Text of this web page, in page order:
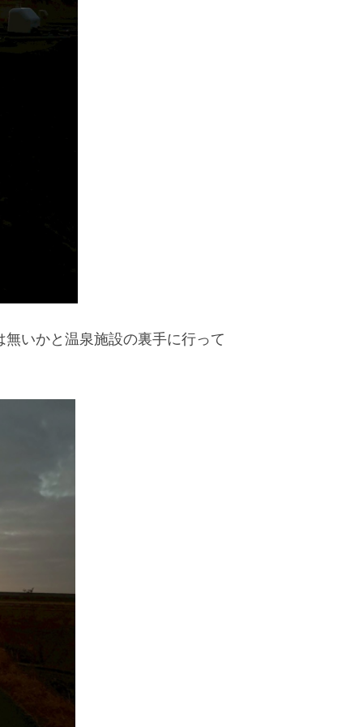
いかと温泉施設の裏手に行って